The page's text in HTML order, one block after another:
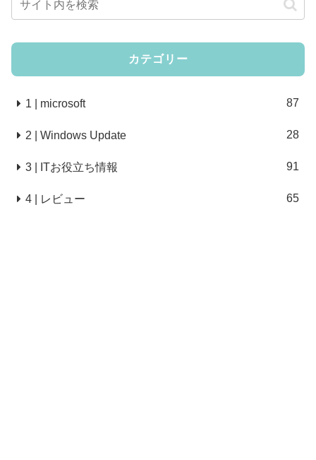
カテゴリー
1 | microsoft 87
2 | Windows Update 28
3 | ITお役立ち情報 91
4 | レビュー 65